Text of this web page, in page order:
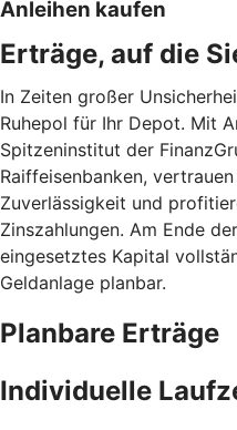
Anleihen kaufen
Erträge, auf die
In Zeiten großer
Ruhepol für Ihr Depot. Mit
Spitzeninstitut der
Raiffeisenbanken,
Zuverlässigkeit und
Zinszahlungen. Am Ende
eingesetztes Kapital
Geldanlage planbar.
Planbare Erträge
Individuelle